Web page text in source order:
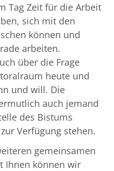
Tag Zeit für die Arbeit
sich mit den
können und
arbeiten.
über die Frage
heute und
und will. Die
auch jemand
des Bistums
Verfügung stehen.
gemeinsamen
Ihnen können wir